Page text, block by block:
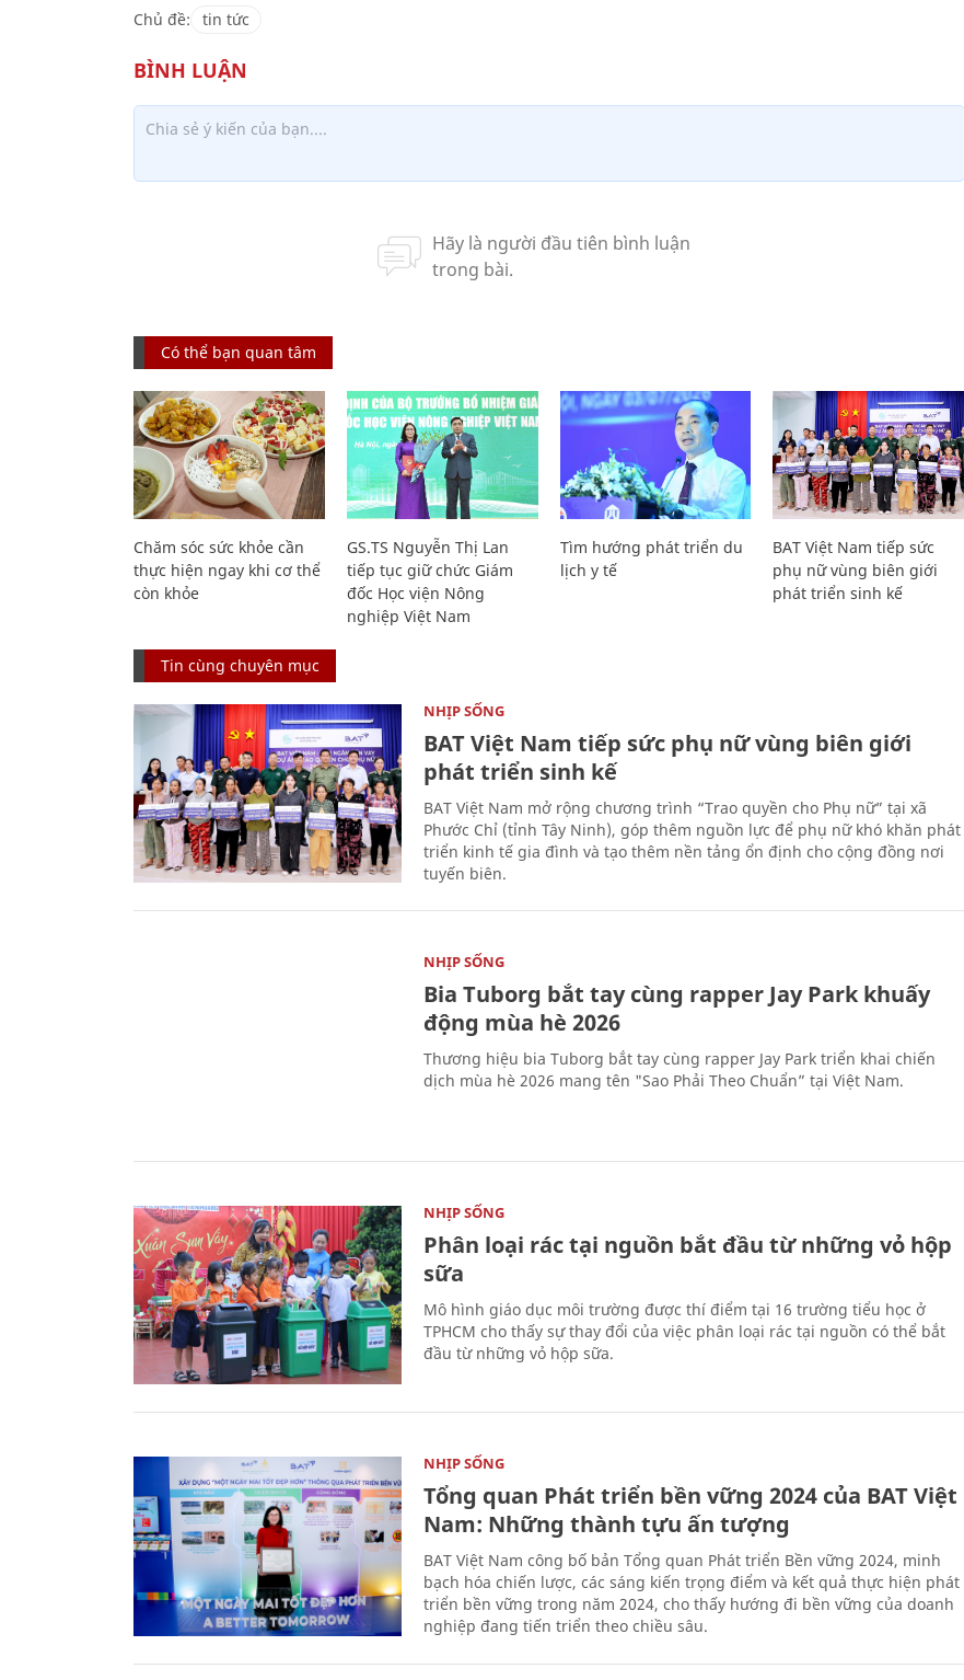
Chủ đề: tin tức
Có thể bạn quan tâm
Chăm sóc sức khỏe cần
thực hiện ngay khi cơ thể
còn khỏe
GS.TS Nguyễn Thị Lan
tiếp tục giữ chức Giám
đốc Học viện Nông
nghiệp Việt Nam
Tìm hướng phát triển du
lịch y tế
BAT Việt Nam tiếp sức
phụ nữ vùng biên giới
phát triển sinh kế
Tin cùng chuyên mục
NHỊP SỐNG
BAT Việt Nam tiếp sức phụ nữ vùng biên giới
phát triển sinh kế
BAT Việt Nam mở rộng chương trình “Trao quyền cho Phụ nữ” tại xã
Phước Chỉ (tỉnh Tây Ninh), góp thêm nguồn lực để phụ nữ khó khăn phát
triển kinh tế gia đình và tạo thêm nền tảng ổn định cho cộng đồng nơi
tuyến biên.
NHỊP SỐNG
Bia Tuborg bắt tay cùng rapper Jay Park khuấy
động mùa hè 2026
Thương hiệu bia Tuborg bắt tay cùng rapper Jay Park triển khai chiến
dịch mùa hè 2026 mang tên "Sao Phải Theo Chuẩn” tại Việt Nam.
NHỊP SỐNG
Phân loại rác tại nguồn bắt đầu từ những vỏ hộp
sữa
Mô hình giáo dục môi trường được thí điểm tại 16 trường tiểu học ở
TPHCM cho thấy sự thay đổi của việc phân loại rác tại nguồn có thể bắt
đầu từ những vỏ hộp sữa.
NHỊP SỐNG
Tổng quan Phát triển bền vững 2024 của BAT Việt
Nam: Những thành tựu ấn tượng
BAT Việt Nam công bố bản Tổng quan Phát triển Bền vững 2024, minh
bạch hóa chiến lược, các sáng kiến trọng điểm và kết quả thực hiện phát
triển bền vững trong năm 2024, cho thấy hướng đi bền vững của doanh
nghiệp đang tiến triển theo chiều sâu.